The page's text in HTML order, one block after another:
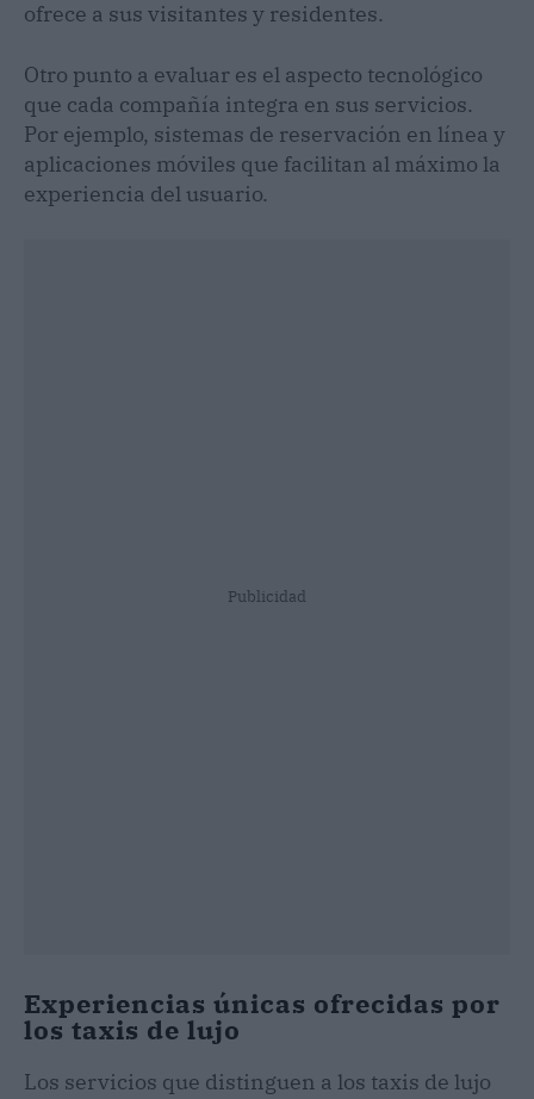
ofrece a sus visitantes y residentes.
Otro punto a evaluar es el aspecto tecnológico
que cada compañía integra en sus servicios.
Por ejemplo, sistemas de reservación en línea y
aplicaciones móviles que facilitan al máximo la
experiencia del usuario.
Publicidad
Experiencias únicas ofrecidas por
los taxis de lujo
Los servicios que distinguen a los taxis de lujo